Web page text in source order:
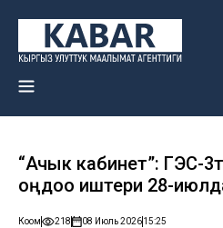
“Ачык кабинет”: ГЭС-
оңдоо иштери 28-
Коом 218 08 Июль 202615:25